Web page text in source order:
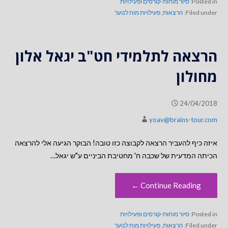
Filed under: הרצאות,פעילויות מוח לנוער
הרצאה לתלמידי חט"ב יגאל אלון
מחולון
24/04/2018
yoav@brains-tour.com
איזה כיף להעביר הרצאה לקבוצה כזו טובה! הבוקר הגיעה אלי להרצאה
הכיתה המדעית של שכבה ח' מחטיבת הביניים ע"ש יגאל…
Continue Reading ←
Posted in: סיור מוחות-קורסים ופעילויות
Filed under: הרצאות,פעילויות מוח לנוער